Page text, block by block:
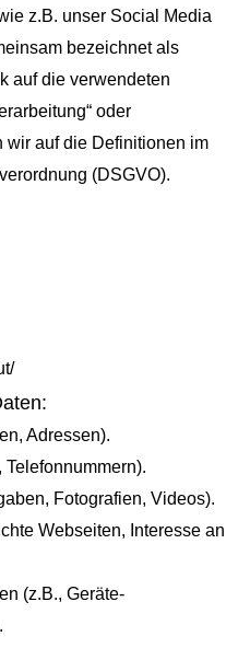
z.B. unser Social Media
bezeichnet als
auf die verwendeten
oder
wir auf die Definitionen im
(DSGVO).
Adressen).
Fotografien, Videos).
Webseiten, Interesse an
(z.B., Geräte-